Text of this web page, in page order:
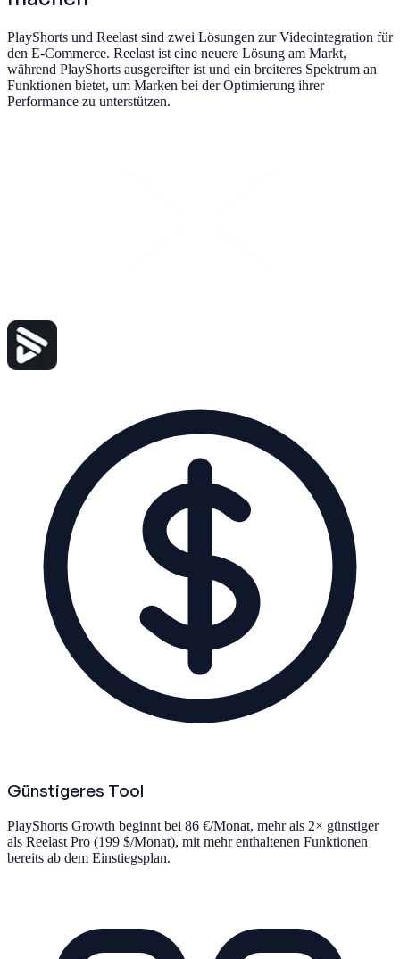
PlayShorts und Reelast sind zwei Lösungen zur Videointegration für
den E-Commerce. Reelast ist eine neuere Lösung am Markt,
während PlayShorts ausgereifter ist und ein breiteres Spektrum an
Funktionen bietet, um Marken bei der Optimierung ihrer
Performance zu unterstützen.
Günstigeres Tool
PlayShorts Growth beginnt bei 86 €/Monat, mehr als 2× günstiger
als Reelast Pro (199 $/Monat), mit mehr enthaltenen Funktionen
bereits ab dem Einstiegsplan.